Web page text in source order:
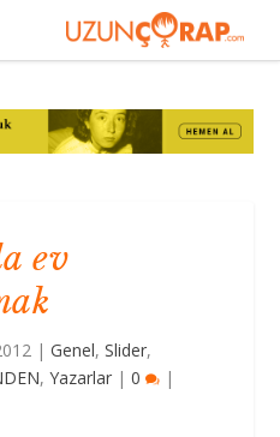
ev
|Genel,Slider,
,Yazarlar |0 |